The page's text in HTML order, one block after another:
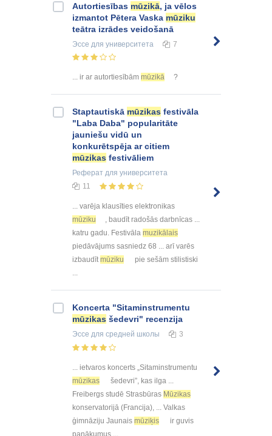
Autortiesības mūzikā, ja vēlos
izmantot Pētera Vaska mūziku
teātra izrādes veidošanā
Эссе для университета 7
... ir ar autortiesībām mūzikā ?
Staptautiskā mūzikas festivāla
"Laba Daba" popularitāte
jauniešu vidū un
konkurētspēja ar citiem
mūzikas festivāliem
Реферат для университета
11
... varēja klausīties elektronikas
mūziku
, baudīt radošās darbnīcas ...
katru gadu. Festivāla muzikālais
piedāvājums sasniedz 68 ... arī varēs
izbaudīt mūziku
pie sešām stilistiski
...
Koncerta "Sitaminstrumentu
mūzikas šedevri" recenzija
Эссе для средней школы 3
... ietvaros koncerts „Sitaminstrumentu
mūzikas
šedevri”, kas ilga ...
Freibergs studē Strasbūras Mūzikas
konservatorijā (Francija), ... Valkas
ģimnāziju Jaunais mūziķis
ir guvis
panākumus ...